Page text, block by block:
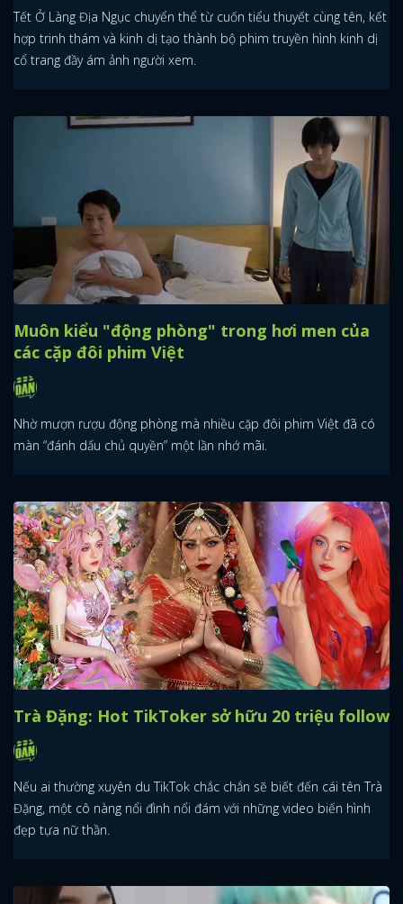
Tết Ở Làng Địa Ngục chuyển thể từ cuốn tiểu thuyết cùng tên, kết
hợp trinh thám và kinh dị tạo thành bộ phim truyền hình kinh dị
cổ trang đầy ám ảnh người xem.
Muôn kiểu "động phòng" trong hơi men của
các cặp đôi phim Việt
Nhờ mượn rượu động phòng mà nhiều cặp đôi phim Việt đã có
màn “đánh dấu chủ quyền” một lần nhớ mãi.
Trà Đặng: Hot TikToker sở hữu 20 triệu follow
Nếu ai thường xuyên du TikTok chắc chắn sẽ biết đến cái tên Trà
Đặng, một cô nàng nổi đình nổi đám với những video biến hình
đẹp tựa nữ thần.